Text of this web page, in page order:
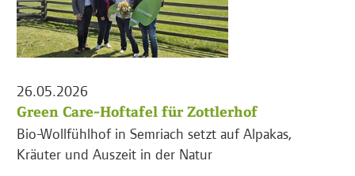
26.05.2026
Green Care-Hoftafel für Zottlerhof
Bio-Wollfühlhof in Semriach setzt auf Alpakas,
Kräuter und Auszeit in der Natur